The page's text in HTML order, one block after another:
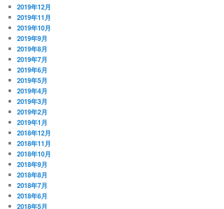
2019年12月
2019年11月
2019年10月
2019年9月
2019年8月
2019年7月
2019年6月
2019年5月
2019年4月
2019年3月
2019年2月
2019年1月
2018年12月
2018年11月
2018年10月
2018年9月
2018年8月
2018年7月
2018年6月
2018年5月